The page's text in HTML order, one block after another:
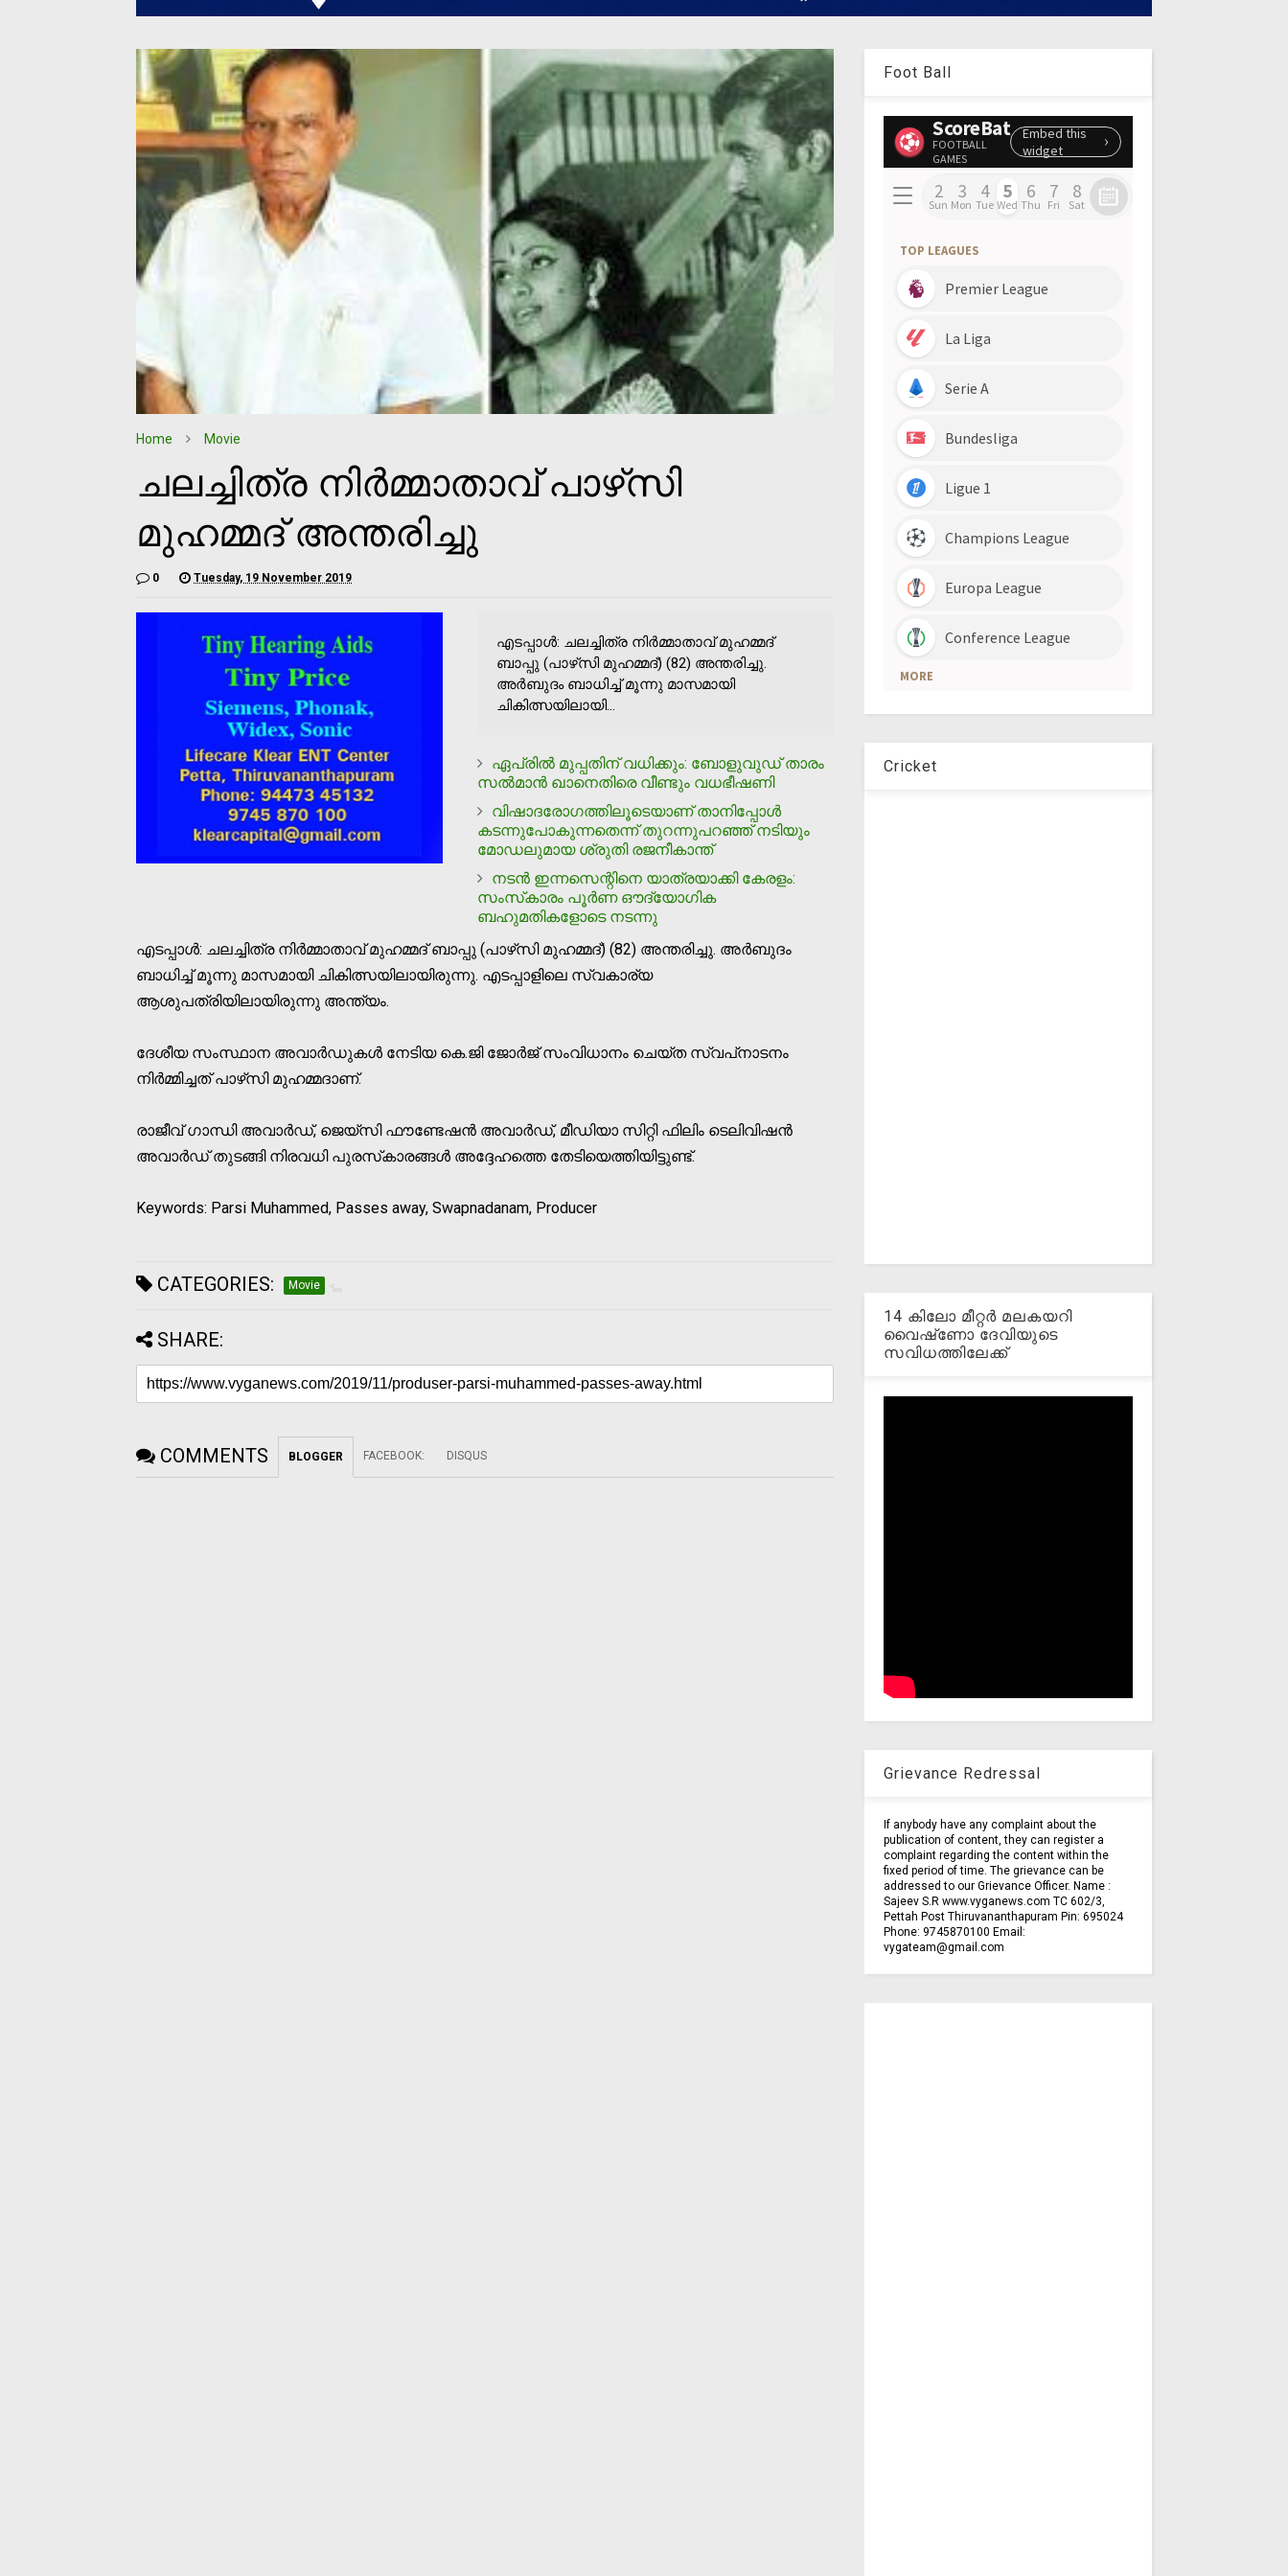
Home Movie
ചലച്ചിത്ര നിര്‍മ്മാതാവ് പാഴ്‌സി
മുഹമ്മദ് അന്തരിച്ചു
0 Tuesday, 19 November 2019
എടപ്പാള്‍: ചലച്ചിത്ര നിര്‍മ്മാതാവ് മുഹമ്മദ്
ബാപ്പു (പാഴ്‌സി മുഹമ്മദ്) (82) അന്തരിച്ചു.
അര്‍ബുദം ബാധിച്ച് മൂന്നു മാസമായി
ചികിത്സയിലായി...
ഏപ്രില്‍ മുപ്പതിന് വധിക്കും: ബോളുവുഡ് താരം
സല്‍മാന്‍ ഖാനെതിരെ വീണ്ടും വധഭീഷണി
വിഷാദരോഗത്തിലൂടെയാണ് താനിപ്പോള്‍
കടന്നുപോകുന്നതെന്ന് തുറന്നുപറഞ്ഞ് നടിയും
മോഡലുമായ ശ്രുതി രജനീകാന്ത്
നടന്‍ ഇന്നസെന്റിനെ യാത്രയാക്കി കേരളം:
സംസ്‌കാരം പൂര്‍ണ ഔദ്യോഗിക
ബഹുമതികളോടെ നടന്നു
എടപ്പാള്‍: ചലച്ചിത്ര നിര്‍മ്മാതാവ് മുഹമ്മദ് ബാപ്പു (പാഴ്‌സി മുഹമ്മദ്) (82) അന്തരിച്ചു. അര്‍ബുദം
ബാധിച്ച് മൂന്നു മാസമായി ചികിത്സയിലായിരുന്നു. എടപ്പാളിലെ സ്വകാര്യ
ആശുപത്രിയിലായിരുന്നു അന്ത്യം.
ദേശീയ സംസ്ഥാന അവാര്‍ഡുകള്‍ നേടിയ കെ.ജി ജോര്‍ജ് സംവിധാനം ചെയ്ത സ്വപ്‌നാടനം
നിര്‍മ്മിച്ചത് പാഴ്‌സി മുഹമ്മദാണ്.
രാജീവ് ഗാന്ധി അവാര്‍ഡ്, ജെയ്‌സി ഫൗണ്ടേഷന്‍ അവാര്‍ഡ്, മീഡിയാ സിറ്റി ഫിലിം ടെലിവിഷന്‍
അവാര്‍ഡ് തുടങ്ങി നിരവധി പുരസ്‌കാരങ്ങള്‍ അദ്ദേഹത്തെ തേടിയെത്തിയിട്ടുണ്ട്.
Keywords: Parsi Muhammed, Passes away, Swapnadanam, Producer
CATEGORIES: Movie
SHARE:
COMMENTS BLOGGER FACEBOOK: DISQUS
Foot Ball
Cricket
14 കിലോ മീറ്റര്‍ മലകയറി
വൈഷ്‌ണോ ദേവിയുടെ
സവിധത്തിലേക്ക്
Grievance Redressal
If anybody have any complaint about the
publication of content, they can register a
complaint regarding the content within the
fixed period of time. The grievance can be
addressed to our Grievance Officer. Name :
Sajeev S.R www.vyganews.com TC 602/3,
Pettah Post Thiruvananthapuram Pin: 695024
Phone: 9745870100 Email:
vygateam@gmail.com